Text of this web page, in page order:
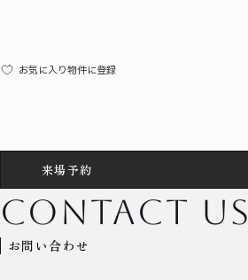
お気に入り物件に登録
来場予約
お問い合わせ
contact us